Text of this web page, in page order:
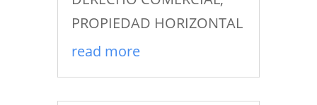
PROPIEDAD HORIZONTAL
read more